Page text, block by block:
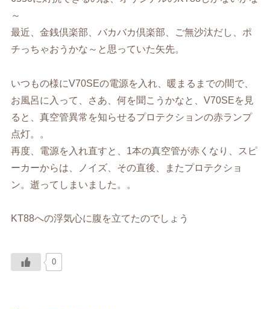
～
最近、金銭倶楽部、バカバカ倶楽部、ご無沙汰だし、ポ
チっちゃおうかな～と思っていた矢先。
いつもの様にV70SEの電源を入れ、暖まるまでの間で、
お風呂に入って、さあ、何を聞こうかなと、V70SEを見
ると、真空管異常を知らせるプロテクションの赤ランプ
点灯。。
再度、電源を入れ直すと、1本の真空管が赤くなり、スピ
ーカーからは、ノイズ、その直後、またプロテクショ
ン。逝ってしまいました。。
KT88への浮気心に腹を立てたのでしょう
0